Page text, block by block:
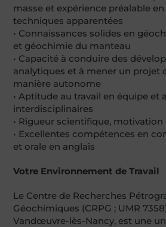
masse et expérience préalable en
techniques apparentées
• Connaissances solides en
et géochimie du manteau
• Capacité à conduire des
analytiques et à mener un projet
manière autonome
• Aptitude au travail en équipe et
interdisciplinaires
• Rigueur scientifique, motivation
• Excellentes compétences en
et orale en anglais
Votre Environnement de Travail
Le Centre de Recherches
Géochimiques (CRPG ; UMR
Vandœuvre-lès-Nancy, est une